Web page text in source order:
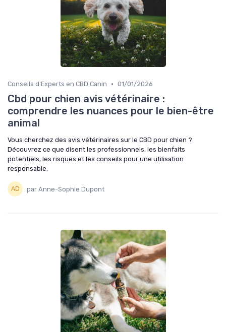
Conseils d'Experts en CBD Canin • 01/01/2026
Cbd pour chien avis vétérinaire :
comprendre les nuances pour le bien-être
animal
Vous cherchez des avis vétérinaires sur le CBD pour chien ?
Découvrez ce que disent les professionnels, les bienfaits
potentiels, les risques et les conseils pour une utilisation
responsable.
par Anne-Sophie Dupont